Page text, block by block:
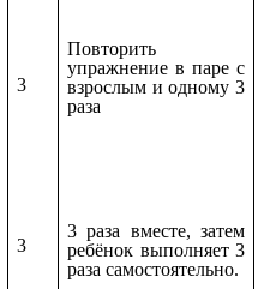
3
3
Повторить
упражнение в паре с
взрослым и одному 3
раза
3 раза вместе, затем
ребёнок выполняет 3
раза самостоятельно.